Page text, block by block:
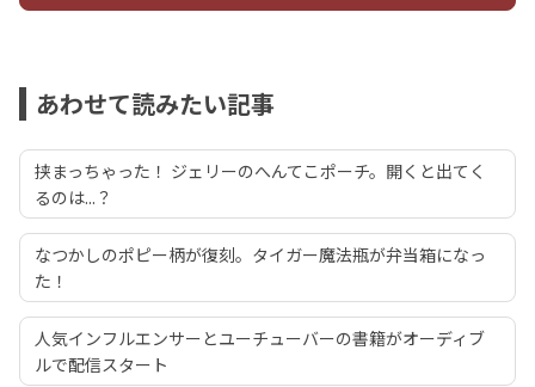
あわせて読みたい記事
挟まっちゃった！ ジェリーのへんてこポーチ。開くと出てく
るのは...？
なつかしのポピー柄が復刻。タイガー魔法瓶が弁当箱になっ
た！
人気インフルエンサーとユーチューバーの書籍がオーディブ
ルで配信スタート